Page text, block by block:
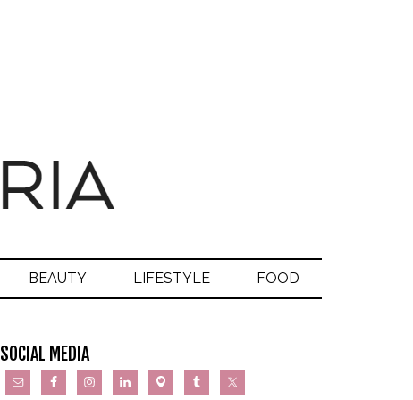
BEAUTY LIFESTYLE FOOD
SOCIAL MEDIA